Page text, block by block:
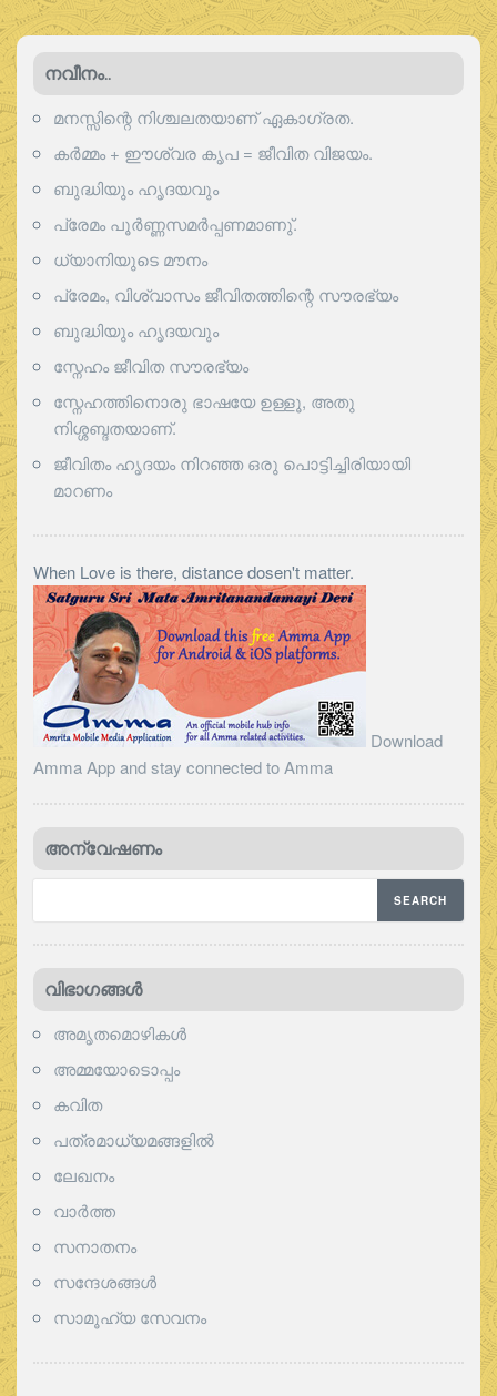
നവീനം..
മനസ്സിന്റെ നിശ്ചലതയാണ് ഏകാഗ്രത.
കർമ്മം + ഈശ്വര കൃപ = ജീവിത വിജയം.
ബുദ്ധിയും ഹൃദയവും
പ്രേമം പൂര്‍ണ്ണസമര്‍പ്പണമാണു്.
ധ്യാനിയുടെ മൗനം
പ്രേമം, വിശ്വാസം ജീവിതത്തിന്റെ സൗരഭ്യം
ബുദ്ധിയും ഹൃദയവും
സ്നേഹം ജീവിത സൗരഭ്യം
സ്നേഹത്തിനൊരു ഭാഷയേ ഉള്ളൂ, അതു
നിശ്ശബ്ദതയാണ്.
ജീവിതം ഹൃദയം നിറഞ്ഞ ഒരു പൊട്ടിച്ചിരിയായി
മാറണം
When Love is there, distance dosen't matter.
Download
Amma App and stay connected to Amma
അന്വേഷണം
വിഭാഗങ്ങള്‍
അമൃതമൊഴികള്‍
അമ്മയോടൊപ്പം
കവിത
പത്രമാധ്യമങ്ങളില്‍
ലേഖനം
വാര്‍ത്ത
സനാതനം
സന്ദേശങ്ങൾ
സാമൂഹ്യ സേവനം